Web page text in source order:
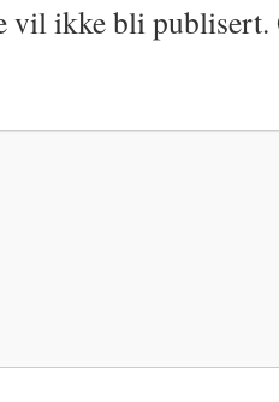
vil ikke bli publisert.